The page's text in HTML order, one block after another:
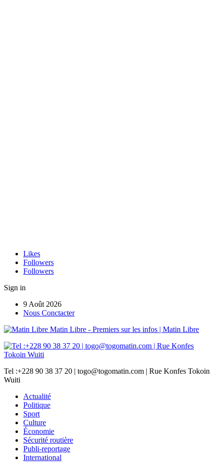
Likes
Followers
Followers
Sign in
9 Août 2026
Nous Conctacter
Matin Libre - Premiers sur les infos | Matin Libre
Tel :+228 90 38 37 20 | togo@togomatin.com | Rue Konfes Tokoin
Wuiti
Actualité
Politique
Sport
Culture
Économie
Sécurité routière
Publi-reportage
International